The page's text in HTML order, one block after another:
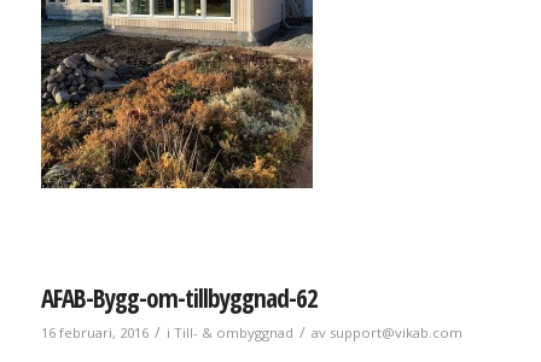
AFAB-Bygg-om-tillbyggnad-62
16 februari, 2016 / i Till- & ombyggnad / av support@vikab.com